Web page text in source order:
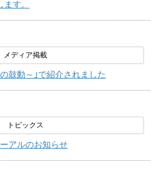
す。
鼓動～｣で紹介されました
アルのお知らせ